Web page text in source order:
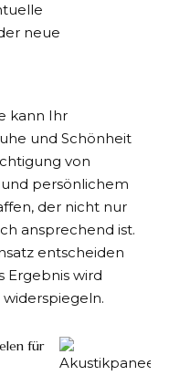
neue
kann Ihr
und Schönheit
von
persönlichem
der nicht nur
ansprechend ist.
entscheiden
Ergebnis wird
für